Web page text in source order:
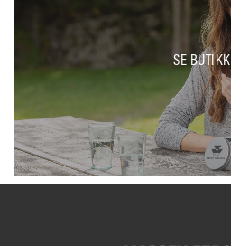
SE BUTIKK